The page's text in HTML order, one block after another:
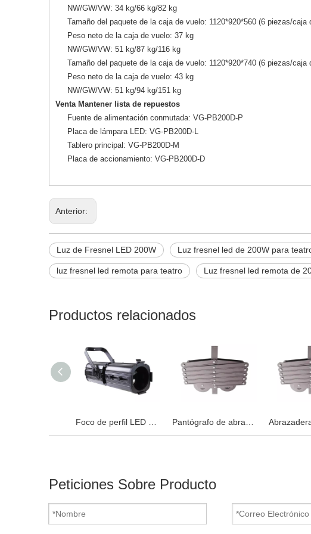
NW/GW/VW: 34 kg/66 kg/82 kg
Tamaño del paquete de la caja de vuelo: 1120*920*560 (6 piezas/
Peso neto de la caja de vuelo: 37 kg
NW/GW/VW: 51 kg/87 kg/116 kg
Tamaño del paquete de la caja de vuelo: 1120*920*740 (6 piezas/
Peso neto de la caja de vuelo: 43 kg
NW/GW/VW: 51 kg/94 kg/151 kg
Venta Mantener lista de repuestos
Fuente de alimentación conmutada: VG-PB200D-P
Placa de lámpara LED: VG-PB200D-L
Tablero principal: VG-PB200D-M
Placa de accionamiento: VG-PB200D-D
Anterior:
Luz de Fresnel LED 200W Luz fresnel led de 200W para
luz fresnel led remota para teatro Luz fresnel led remota de
Productos relacionados
Peticiones Sobre Producto